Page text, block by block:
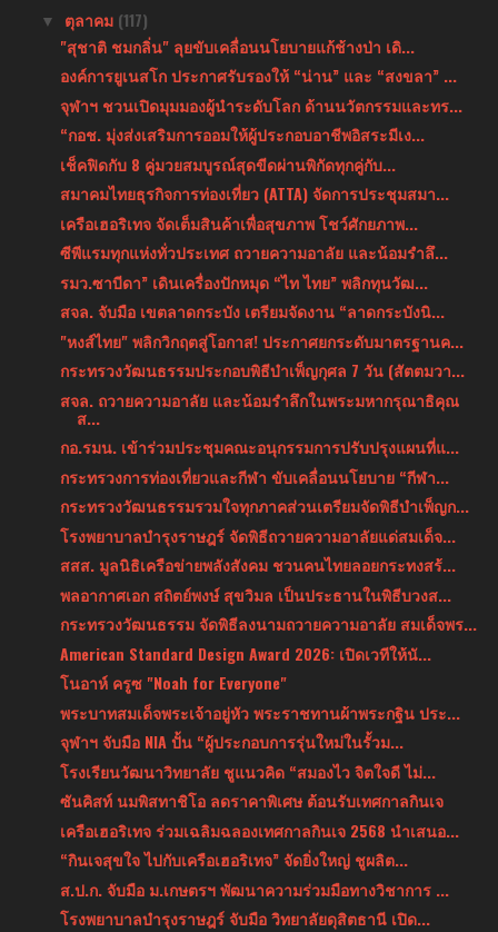
▼ ตุลาคม (117)
"สุชาติ ชมกลิ่น" ลุยขับเคลื่อนนโยบายแก้ช้างป่า เดิ...
องค์การยูเนสโก ประกาศรับรองให้ “น่าน” และ “สงขลา” ...
จุฬาฯ ชวนเปิดมุมมองผู้นำระดับโลก ด้านนวัตกรรมและทร...
“กอช. มุ่งส่งเสริมการออมให้ผู้ประกอบอาชีพอิสระมีเง...
เช็คฟิดกับ 8 คู่มวยสมบูรณ์สุดขีดผ่านพิกัดทุกคู่กับ...
สมาคมไทยธุรกิจการท่องเที่ยว (ATTA) จัดการประชุมสมา...
เครือเฮอริเทจ จัดเต็มสินค้าเพื่อสุขภาพ โชว์ศักยภาพ...
ซีพีแรมทุกแห่งทั่วประเทศ ถวายความอาลัย และน้อมรำลึ...
รมว.ซาบีดา” เดินเครื่องปักหมุด “ไท ไทย” พลิกทุนวัฒ...
สจล. จับมือ เขตลาดกระบัง เตรียมจัดงาน “ลาดกระบังนิ...
"หงส์ไทย" พลิกวิกฤตสู่โอกาส! ประกาศยกระดับมาตรฐานค...
กระทรวงวัฒนธรรมประกอบพิธีบำเพ็ญกุศล 7 วัน (สัตตมวา...
สจล. ถวายความอาลัย และน้อมรำลึกในพระมหากรุณาธิคุณ
ส...
กอ.รมน. เข้าร่วมประชุมคณะอนุกรรมการปรับปรุงแผนที่แ...
กระทรวงการท่องเที่ยวและกีฬา ขับเคลื่อนนโยบาย “กีฬา...
กระทรวงวัฒนธรรมรวมใจทุกภาคส่วนเตรียมจัดพิธีบำเพ็ญก...
โรงพยาบาลบำรุงราษฎร์ จัดพิธีถวายความอาลัยแด่สมเด็จ...
สสส. มูลนิธิเครือข่ายพลังสังคม ชวนคนไทยลอยกระทงสร้...
พลอากาศเอก สถิตย์พงษ์ สุขวิมล เป็นประธานในพิธีบวงส...
กระทรวงวัฒนธรรม จัดพิธีลงนามถวายความอาลัย สมเด็จพร...
American Standard Design Award 2026: เปิดเวทีให้นั...
โนอาห์ ครูซ "Noah for Everyone"
พระบาทสมเด็จพระเจ้าอยู่หัว พระราชทานผ้าพระกฐิน ประ...
จุฬาฯ จับมือ NIA ปั้น “ผู้ประกอบการรุ่นใหม่ในรั้วม...
โรงเรียนวัฒนาวิทยาลัย ชูแนวคิด “สมองไว จิตใจดี ไม่...
ซันคิสท์ นมพิสทาชิโอ ลดราคาพิเศษ ต้อนรับเทศกาลกินเจ
เครือเฮอริเทจ ร่วมเฉลิมฉลองเทศกาลกินเจ 2568 นำเสนอ...
“กินเจสุขใจ ไปกับเครือเฮอริเทจ” จัดยิ่งใหญ่ ชูผลิต...
ส.ป.ก. จับมือ ม.เกษตรฯ พัฒนาความร่วมมือทางวิชาการ ...
โรงพยาบาลบำรุงราษฎร์ จับมือ วิทยาลัยดุสิตธานี เปิด...